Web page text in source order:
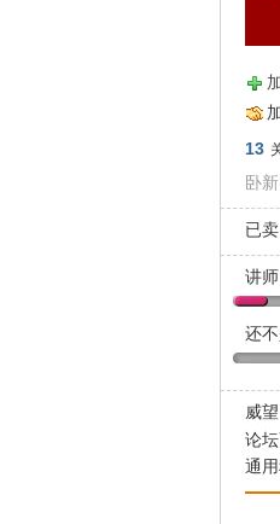
13
卧
已卖
讲师
还
威望
论
通
学